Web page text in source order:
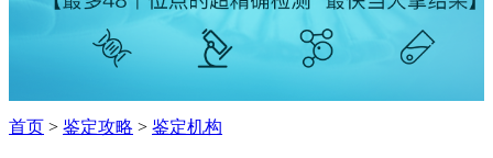
首页 > 鉴定攻略 > 鉴定机构